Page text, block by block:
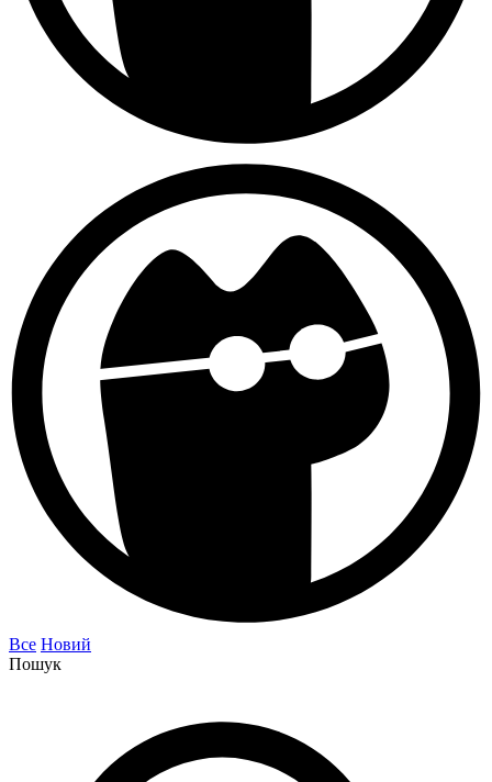
Все Новий
Пошук